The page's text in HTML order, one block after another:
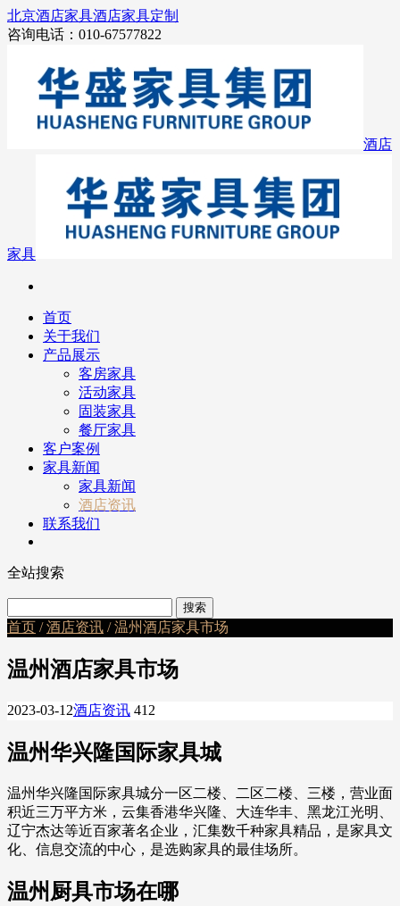
北京酒店家具酒店家具定制
咨询电话：010-67577822
酒店
家具
首页
关于我们
产品展示
客房家具
活动家具
固装家具
餐厅家具
客户案例
家具新闻
家具新闻
酒店资讯
联系我们
全站搜索
首页 /酒店资讯 / 温州酒店家具市场
温州酒店家具市场
2023-03-12酒店资讯 412
温州华兴隆国际家具城
温州华兴隆国际家具城分一区二楼、二区二楼、三楼，营业面
积近三万平方米，云集香港华兴隆、大连华丰、黑龙江光明、
辽宁杰达等近百家著名企业，汇集数千种家具精品，是家具文
化、信息交流的中心，是选购家具的最佳场所。
温州厨具市场在哪